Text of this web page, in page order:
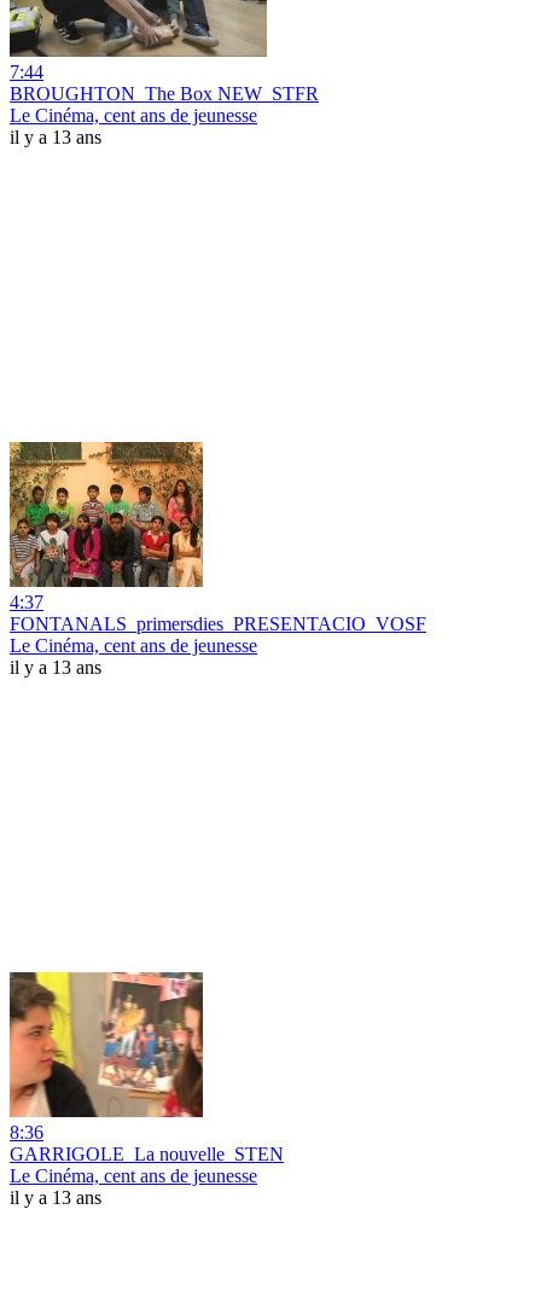
7:44
BROUGHTON_The Box NEW_STFR
Le Cinéma, cent ans de jeunesse
il y a 13 ans
4:37
FONTANALS_primersdies_PRESENTACIO_VOSF
Le Cinéma, cent ans de jeunesse
il y a 13 ans
8:36
GARRIGOLE_La nouvelle_STEN
Le Cinéma, cent ans de jeunesse
il y a 13 ans